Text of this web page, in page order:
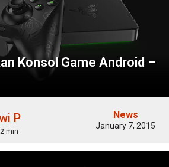
Konsol Game Android –
P
2 min
News
January 7, 2015